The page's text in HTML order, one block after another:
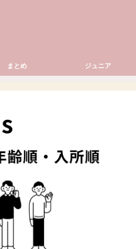
まとめ ジュニア